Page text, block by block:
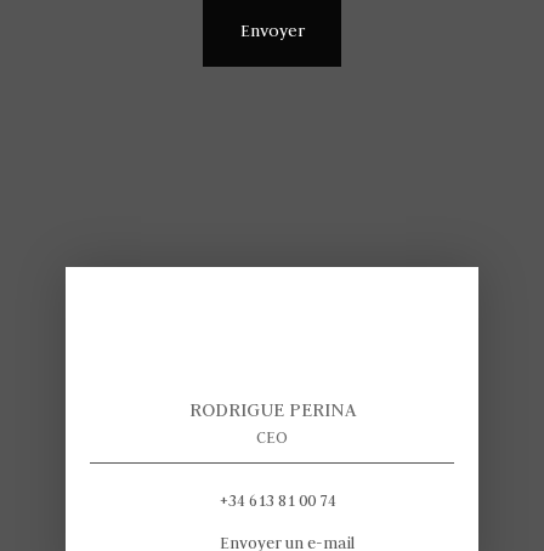
Envoyer
RODRIGUE PERINA
CEO
+34 613 81 00 74
Envoyer un e-mail